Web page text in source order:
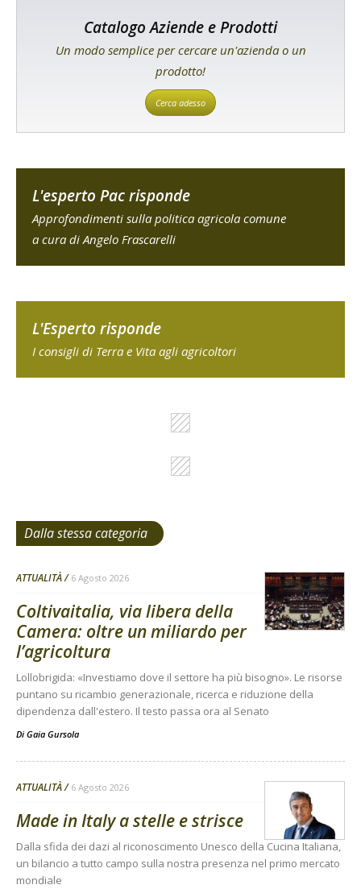
Catalogo Aziende e Prodotti
Un modo semplice per cercare un'azienda o un
prodotto!
Cerca adesso
L'esperto Pac risponde
Approfondimenti sulla politica agricola comune
a cura di Angelo Frascarelli
L'Esperto risponde
I consigli di Terra e Vita agli agricoltori
Dalla stessa categoria
ATTUALITÀ 6 Agosto 2026
Coltivaitalia, via libera della
Camera: oltre un miliardo per
l’agricoltura
Lollobrigida: «Investiamo dove il settore ha più bisogno». Le risorse
puntano su ricambio generazionale, ricerca e riduzione della
dipendenza dall'estero. Il testo passa ora al Senato
Di Gaia Gursola
ATTUALITÀ 6 Agosto 2026
Made in Italy a stelle e strisce
Dalla sfida dei dazi al riconoscimento Unesco della Cucina Italiana,
un bilancio a tutto campo sulla nostra presenza nel primo mercato
mondiale